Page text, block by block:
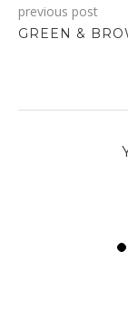
previous post
GREEN &